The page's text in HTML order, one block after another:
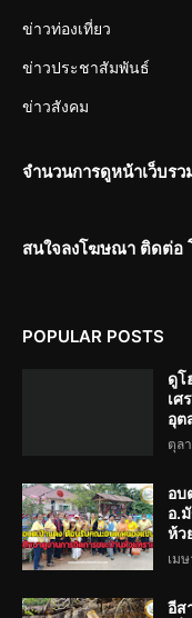
ข่าวท่องเที่ยว
ข่าวประชาสัมพันธ์
ข่าวสังคม
จำนวนการดูหน้าเว็บรว
สนใจลงโฆษณา ติดต่อ
POPULAR POSTS
ดูโ
เศ
อุต
ตุล
อบ
อ.
ห้ว
เม
อีส